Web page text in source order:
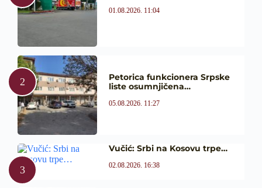
01.08.2026. 11:04
Petorica funkcionera Srpske
liste osumnjičena…
05.08.2026. 11:27
Vučić: Srbi na Kosovu trpe…
02.08.2026. 16:38